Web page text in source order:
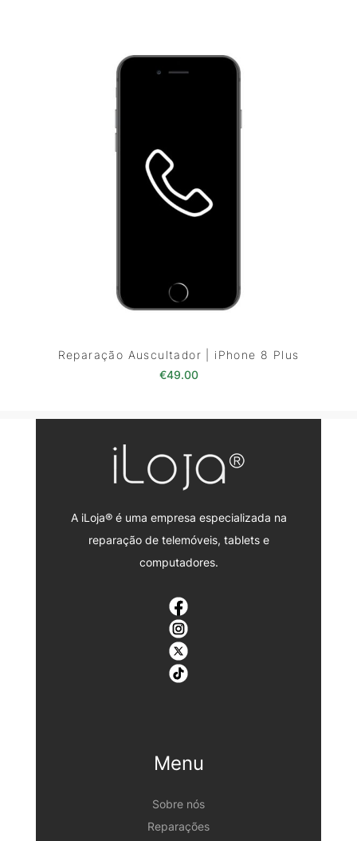
Reparação Auscultador | iPhone 8 Plus
€49.00
A iLoja® é uma empresa especializada na
reparação de telemóveis, tablets e
computadores.
Menu
Sobre nós
Reparações